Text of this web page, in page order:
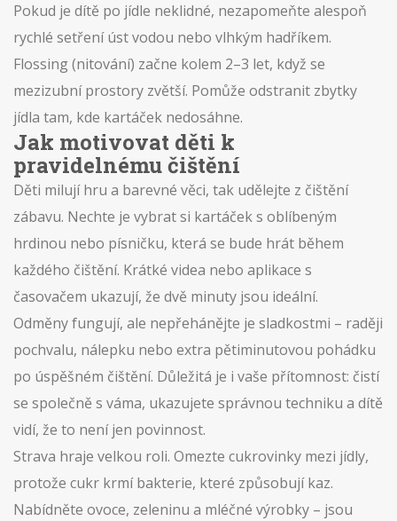
Pokud je dítě po jídle neklidné, nezapomeňte alespoň
rychlé setření úst vodou nebo vlhkým hadříkem.
Flossing (nitování) začne kolem 2–3 let, když se
mezizubní prostory zvětší. Pomůže odstranit zbytky
jídla tam, kde kartáček nedosáhne.
Jak motivovat děti k
pravidelnému čištění
Děti milují hru a barevné věci, tak udělejte z čištění
zábavu. Nechte je vybrat si kartáček s oblíbeným
hrdinou nebo písničku, která se bude hrát během
každého čištění. Krátké videa nebo aplikace s
časovačem ukazují, že dvě minuty jsou ideální.
Odměny fungují, ale nepřehánějte je sladkostmi – raději
pochvalu, nálepku nebo extra pětiminutovou pohádku
po úspěšném čištění. Důležitá je i vaše přítomnost: čistí
se společně s váma, ukazujete správnou techniku a dítě
vidí, že to není jen povinnost.
Strava hraje velkou roli. Omezte cukrovinky mezi jídly,
protože cukr krmí bakterie, které způsobují kaz.
Nabídněte ovoce, zeleninu a mléčné výrobky – jsou